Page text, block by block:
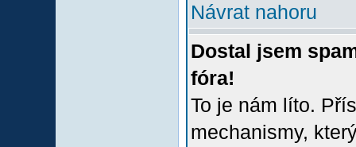
Návrat nahoru
Dostal jsem
fóra!
To je nám líto.
mechanismy,